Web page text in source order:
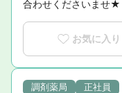
合わせくださいませ★
お気に入り
調剤薬局 正社員